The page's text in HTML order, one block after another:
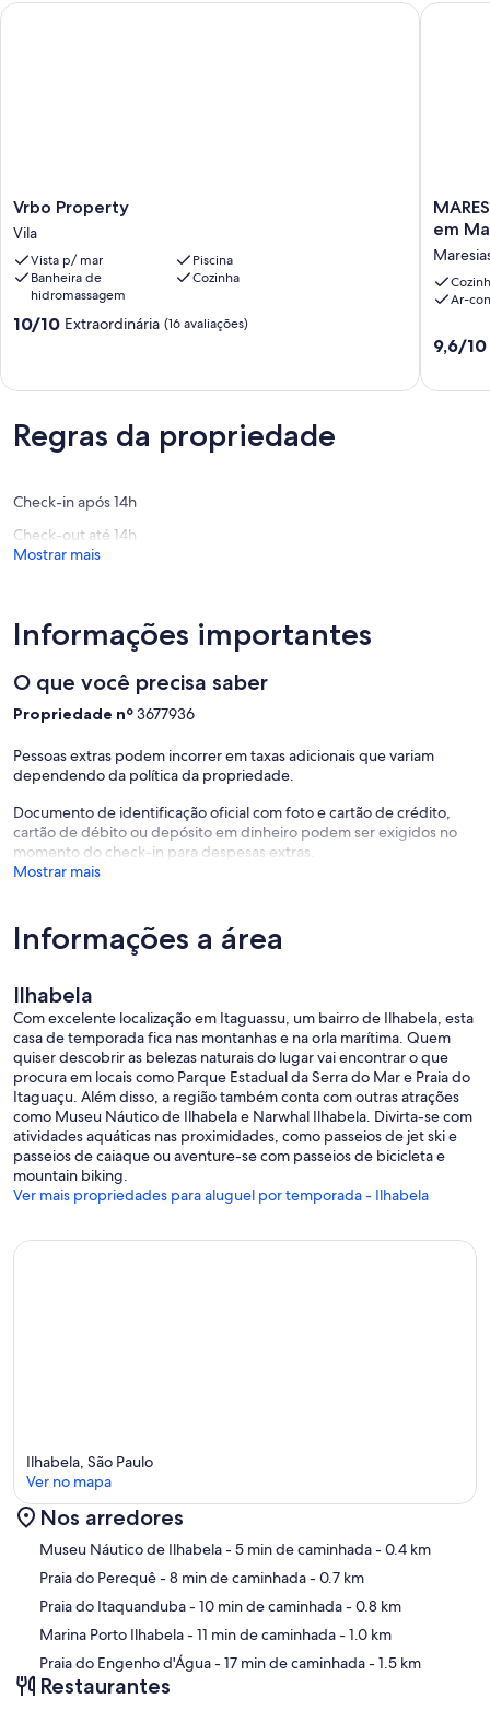
Vrbo
Property
Vila
Vrbo Property
Vila
Vista p/ mar
Piscina
Banheira de
hidromassagem
Cozinha
10.0
avaliações)
10/10 Extraordinária (16 avaliações)
Vrbo Property
-
para
5
em
em
Ar-
9.6
9,6/10
Regras da propriedade
Check-in após 14h
Check-out até 14h
Mostrar mais
Informações importantes
O que você precisa saber
Propriedade nº3677936
Pessoas extras podem incorrer em taxas adicionais que variam
dependendo da política da propriedade.
Documento de identificação oficial com foto e cartão de crédito,
cartão de débito ou depósito em dinheiro podem ser exigidos no
momento do check-in para despesas extras.
Mostrar mais
Informações a área
Ilhabela
Com excelente localização em Itaguassu, um bairro de Ilhabela, esta
casa de temporada fica nas montanhas e na orla marítima. Quem
quiser descobrir as belezas naturais do lugar vai encontrar o que
procura em locais como Parque Estadual da Serra do Mar e Praia do
Itaguaçu. Além disso, a região também conta com outras atrações
como Museu Náutico de Ilhabela e Narwhal Ilhabela. Divirta-se com
atividades aquáticas nas proximidades, como passeios de jet ski e
passeios de caiaque ou aventure-se com passeios de bicicleta e
mountain biking.
Ver mais propriedades para aluguel por temporada - Ilhabela
Mapa
Ilhabela, São Paulo
Ver no mapa
Nos arredores
Museu Náutico de Ilhabela- 5 min de caminhada- 0.4 km
Praia do Perequê- 8 min de caminhada- 0.7 km
Praia do Itaquanduba- 10 min de caminhada- 0.8 km
Marina Porto Ilhabela- 11 min de caminhada- 1.0 km
Praia do Engenho d'Água- 17 min de caminhada- 1.5 km
Restaurantes